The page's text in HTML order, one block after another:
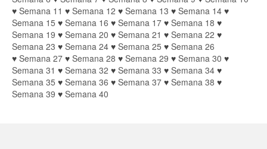
♥ Semana 11 ♥ Semana 12 ♥ Semana 13 ♥ Semana 14 ♥
Semana 15 ♥ Semana 16 ♥ Semana 17 ♥ Semana 18 ♥
Semana 19 ♥ Semana 20 ♥ Semana 21 ♥ Semana 22 ♥
Semana 23 ♥ Semana 24 ♥ Semana 25 ♥ Semana 26
♥ Semana 27 ♥ Semana 28 ♥ Semana 29 ♥ Semana 30 ♥
Semana 31 ♥ Semana 32 ♥ Semana 33 ♥ Semana 34 ♥
Semana 35 ♥ Semana 36 ♥ Semana 37 ♥ Semana 38 ♥
Semana 39 ♥ Semana 40